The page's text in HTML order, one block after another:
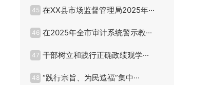
45 在XX县市场监督管理局2025年···
46 在2025年全市审计系统警示教···
47 干部树立和践行正确政绩观学···
48 “践行宗旨、为民造福”集中···